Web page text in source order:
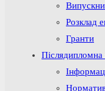
Розклад
Гранти
Післядипломна